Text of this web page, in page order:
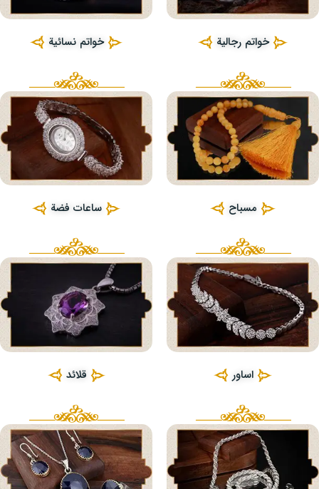
خواتم رجالية خواتم نسائية
مسباح ساعات فضة
اساور قلائد